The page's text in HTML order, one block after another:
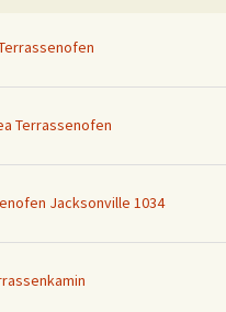
Terrassenofen
Jacksonville 1034